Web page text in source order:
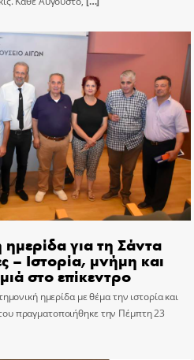
για τη Σάντα
– Ιστορία, μνήμη και
στο επίκεντρο
ημερίδα με θέμα την ιστορία και
πραγματοποιήθηκε την Πέμπτη 23